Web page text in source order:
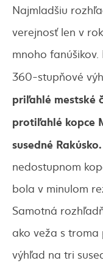
Najmladšiu
verejnosť len v
mnoho
360-stupňové
priľahlé mestské
protiľahlé kopce
susedné Rakúsko.
nedostupnom
bola v minulom
Samotná
ako veža s troma
výhľad na tri